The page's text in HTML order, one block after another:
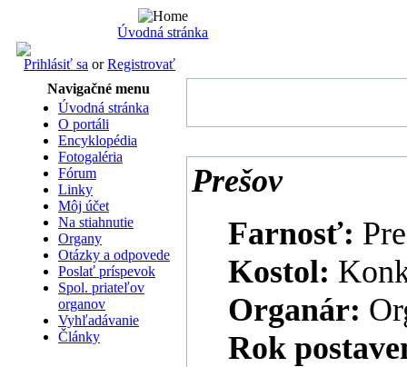
Úvodná stránka
Prihlásiť sa orRegistrovať
Navigačné menu
Úvodná stránka
O portáli
Encyklopédia
Fotogaléria
Fórum
Linky
Môj účet
Na stiahnutie
Organy
Otázky a odpovede
Poslať príspevok
Spol. priateľov
organov
Vyhľadávanie
Články
Prešov
Farnosť:
Kostol:
Organár:
Rok